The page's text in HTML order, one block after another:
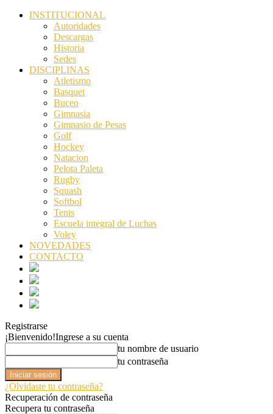
INSTITUCIONAL
Autoridades
Descargas
Historia
Sedes
DISCIPLINAS
Atletismo
Basquet
Buceo
Gimnasia
Gimnasio de Pesas
Golf
Hockey
Natacion
Pelota Paleta
Rugby
Squash
Softbol
Tenis
Escuela integral de Luchas
Voley
NOVEDADES
CONTACTO
Registrarse
¡Bienvenido!Ingrese a su cuenta
tu nombre de usuario
tu contraseña
¿Olvidaste tu contraseña?
Recuperación de contraseña
Recupera tu contraseña